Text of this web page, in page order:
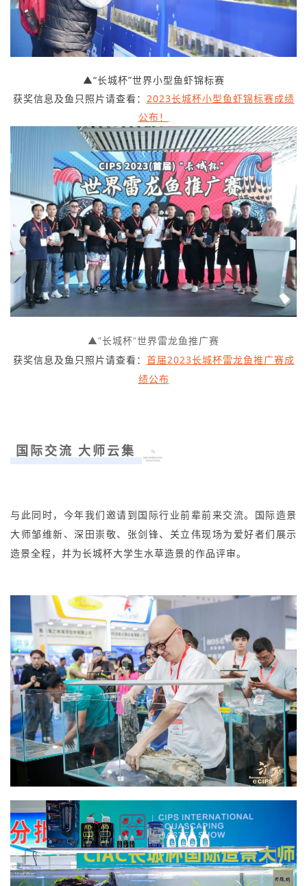
▲“长城杯”世界小型鱼虾锦标赛
获奖信息及鱼只照片请查看： 2023长城杯小型鱼虾锦标赛成绩
公布！
▲“长城杯”世界雷龙鱼推广赛
获奖信息及鱼只照片请查看： 首届2023长城杯雷龙鱼推广赛成
绩公布
国际交流 大师云集
与此同时，今年我们邀请到国际行业前辈前来交流。国际造景
大师邹维新、深田崇敬、张剑锋、关立伟现场为爱好者们展示
造景全程，并为长城杯大学生水草造景的作品评审。